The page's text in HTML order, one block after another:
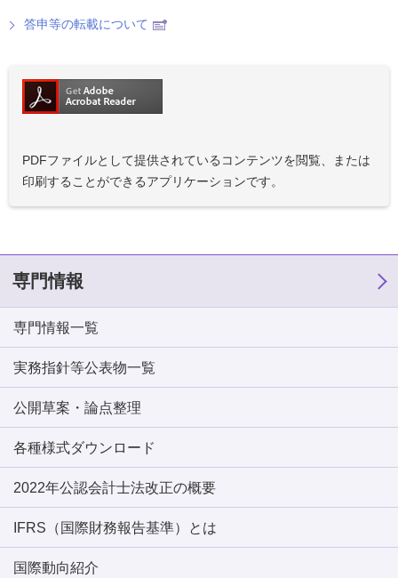
答申等の転載について
PDFファイルとして提供されているコンテンツを閲覧、または
印刷することができるアプリケーションです。
専門情報
専門情報一覧
実務指針等公表物一覧
公開草案・論点整理
各種様式ダウンロード
2022年公認会計士法改正の概要
IFRS（国際財務報告基準）とは
国際動向紹介